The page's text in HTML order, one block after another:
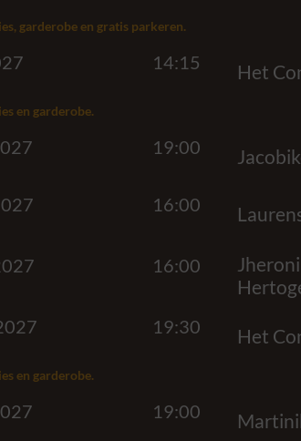
garderobe en gratis parkeren.
14:15 Het
en garderobe.
19:00
16:00
16:00
19:30 Het
en garderobe.
19:00